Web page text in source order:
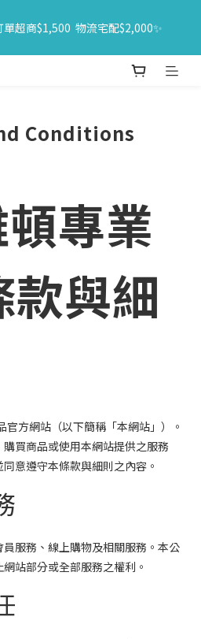
送旅行組
超商$1,500  物流宅配$2,000✨
商品買一送一 限時06/01-06/30｜滿
Conditions
專業
與細
方網站（以下簡稱「本網站」）。
買商品或使用本網站提供之服務
意遵守本條款與細則之內容。
服務、線上購物及相關服務。本公
站部分或全部服務之權利。